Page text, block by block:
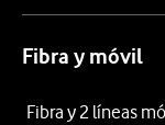
Fibra y móvil
Fibra y 2 líneas